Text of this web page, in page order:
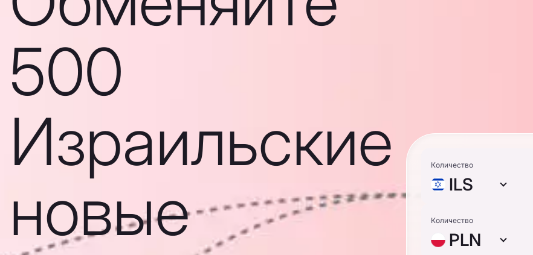
500
Израильские
новые
Количество
ILS
Количество
PLN